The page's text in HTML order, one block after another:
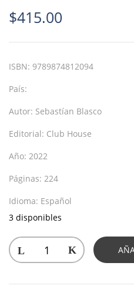
$415.00
ISBN: 9789874812094
País:
Autor: Sebastían Blasco
Editorial: Club House
Año: 2022
Páginas: 224
Idioma: Español
3 disponibles